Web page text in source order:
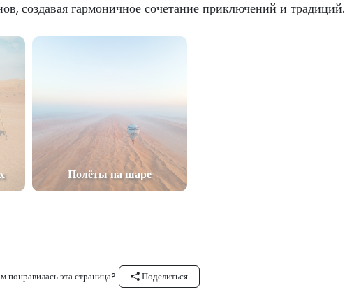
создавая гармоничное сочетание приключений и традиций.
Полёты на шаре
понравилась эта страница? Поделиться